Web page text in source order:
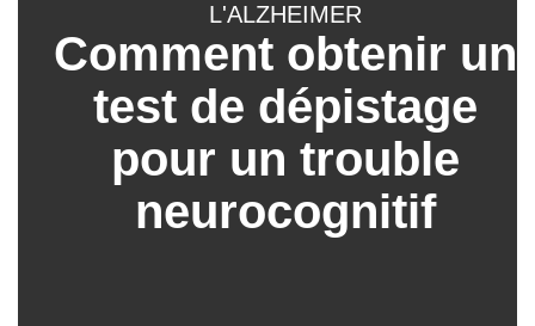
L'ALZHEIMER
Comment obtenir un
test de dépistage
pour un trouble
neurocognitif